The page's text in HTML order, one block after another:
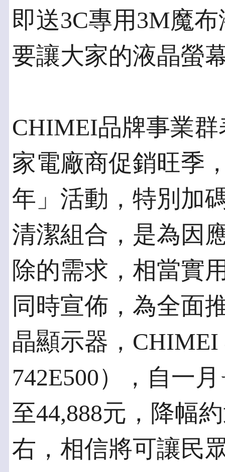
即送3C專用3M魔
要讓大家的液晶螢
CHIMEI品牌事業
家電廠商促銷旺季
年」活動，特別加
清潔組合，是為因
除的需求，相當實
同時宣佈，為全面
晶顯示器，
742E500），自一
至44,888元，降幅
右，相信將可讓民